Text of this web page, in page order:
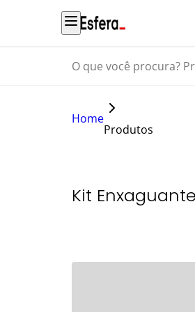
O que você procura?
Home
Produtos
Kit